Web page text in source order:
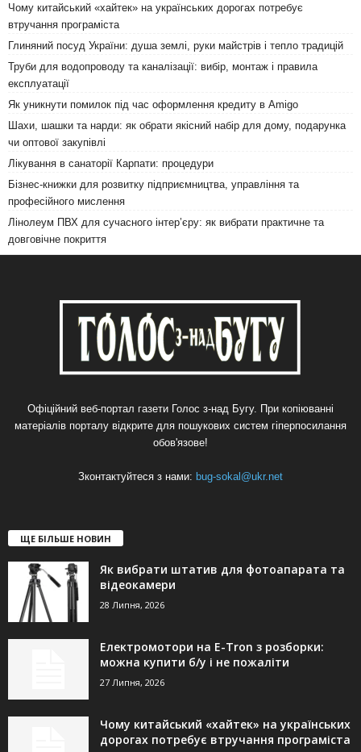
Чому китайський «хайтек» на українських дорогах потребує
втручання програміста
Глиняний посуд України: душа землі, руки майстрів і тепло традицій
Труби для водопроводу та каналізації: вибір, монтаж і правила
експлуатації
Як уникнути помилок під час оформлення кредиту в Amigo
Шахи, шашки та нарди: як обрати якісний набір для дому, подарунка
чи оптової закупівлі
Лікування в санаторії Карпати: процедури
Бізнес-книжки для розвитку підприємництва, управління та
професійного мислення
Лінолеум ПВХ для сучасного інтер’єру: як вибрати практичне та
довговічне покриття
Офіційний веб-портал газети Голос з-над Бугу. При копіюванні
матеріалів порталу відкрите для пошукових систем гіперпосилання
обов'язове!
Зконтактуйтеся з нами: bug-sokal@ukr.net
ЩЕ БІЛЬШЕ НОВИН
Як вибрати штатив для фотоапарата та
відеокамери
28 Липня, 2026
Електромотори на E-Tron з розборки:
можна купити б/у і не пожаліти
27 Липня, 2026
Чому китайський «хайтек» на українських
дорогах потребує втручання програміста